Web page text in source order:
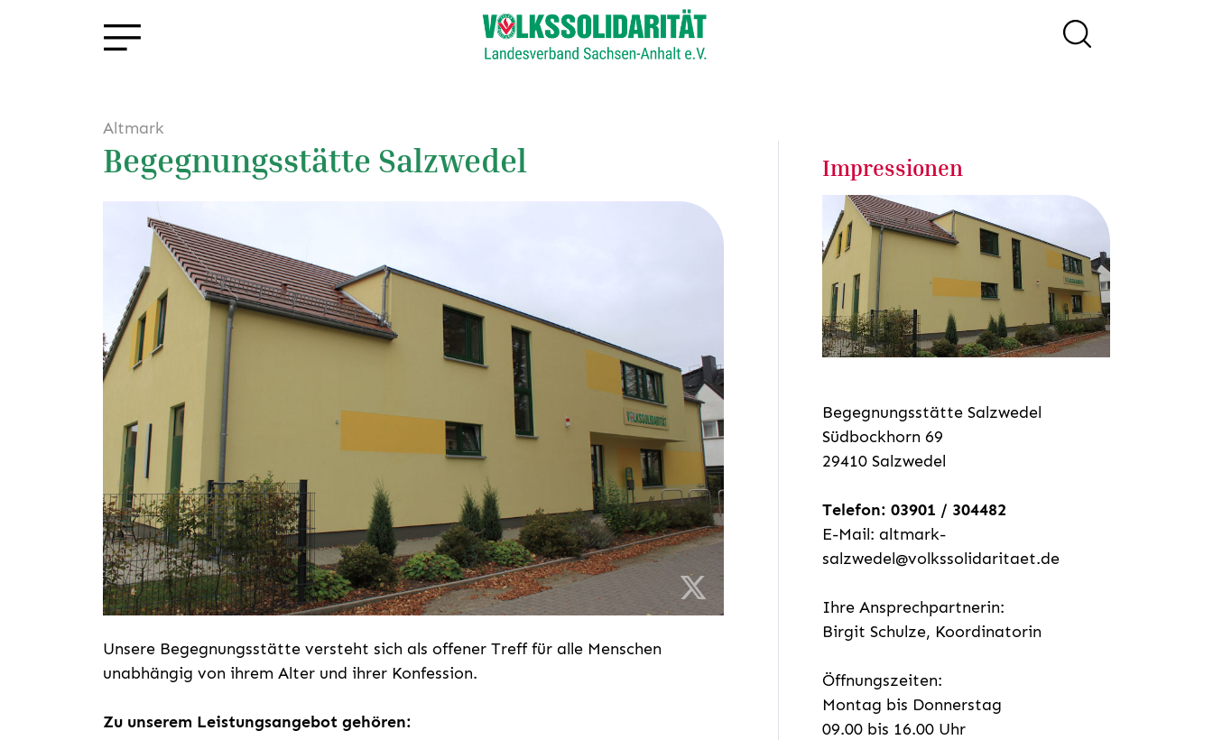
Altmark
Begegnungsstätte Salzwedel
Unsere Begegnungsstätte versteht sich als offener Treff für alle Menschen
unabhängig von ihrem Alter und ihrer Konfession.
Zu unserem Leistungsangebot gehören:
Impressionen
Begegnungsstätte Salzwedel
Südbockhorn 69
29410 Salzwedel
Telefon: 03901 / 304482
E-Mail: altmark-
salzwedel@volkssolidaritaet.de
Ihre Ansprechpartnerin:
Birgit Schulze, Koordinatorin
Öffnungszeiten:
Montag bis Donnerstag
09.00 bis 16.00 Uhr